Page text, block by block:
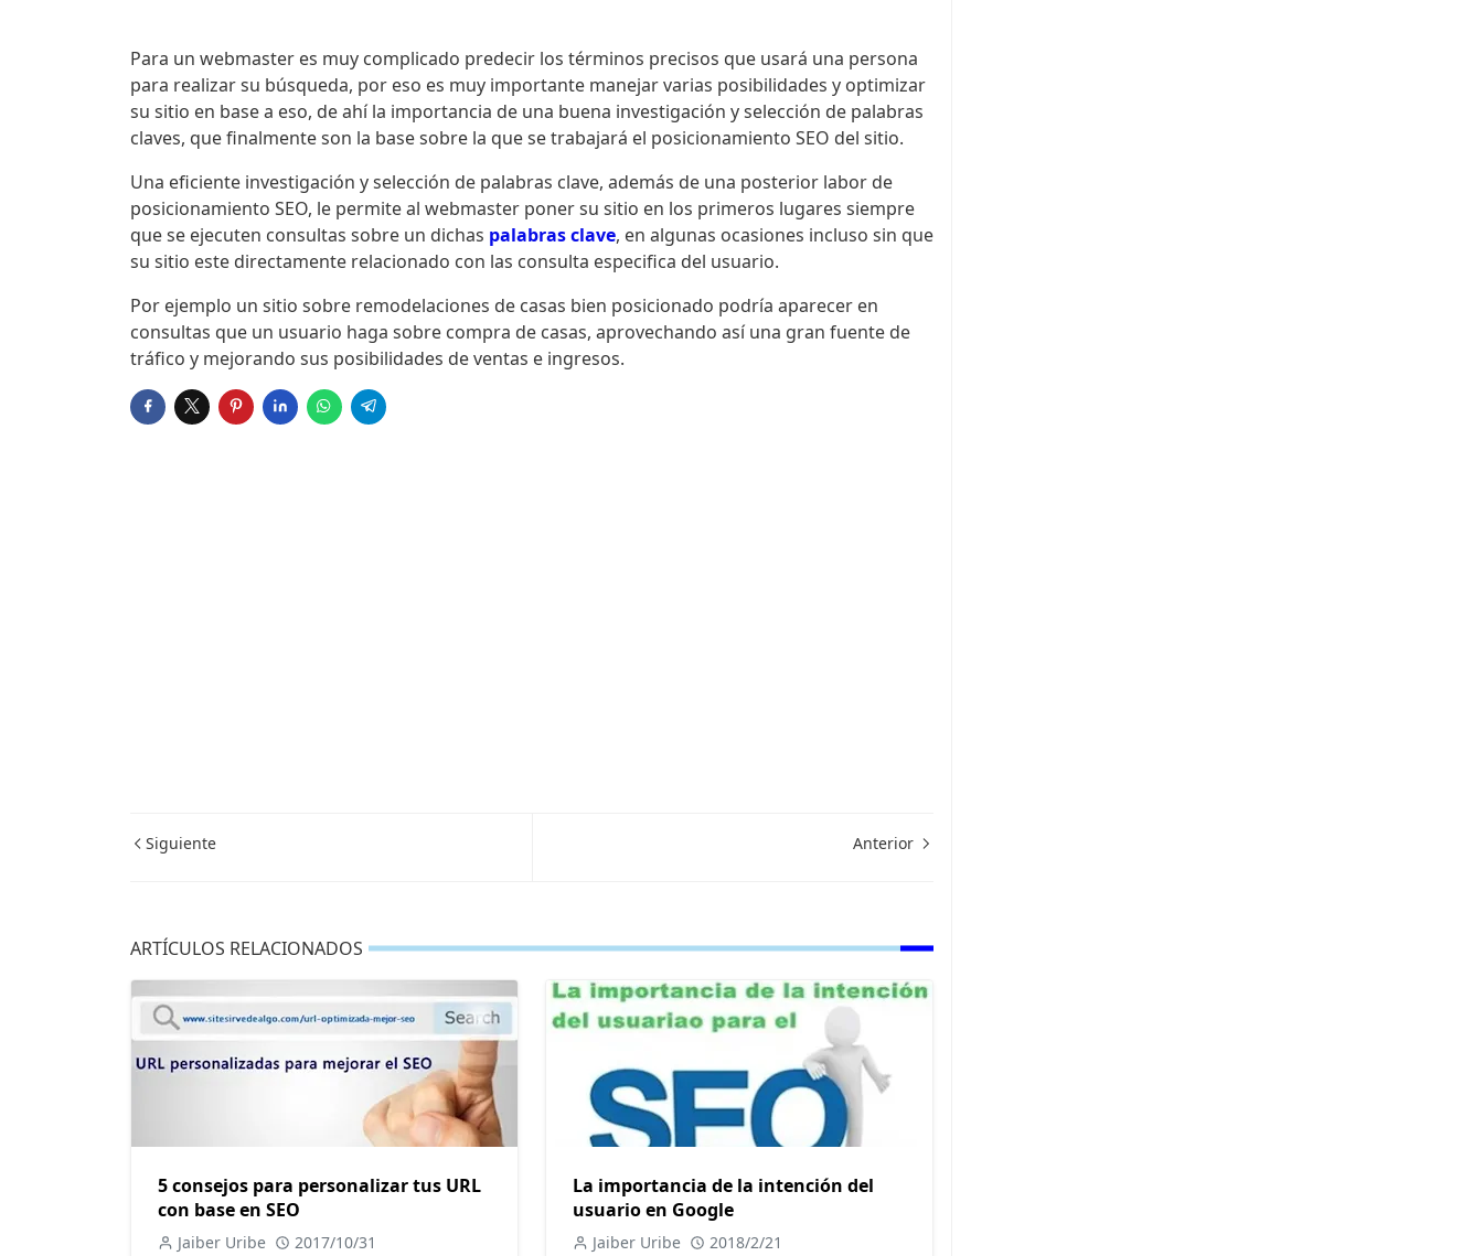
Para un webmaster es muy complicado predecir los términos precisos que usará una persona
para realizar su búsqueda, por eso es muy importante manejar varias posibilidades y optimizar
su sitio en base a eso, de ahí la importancia de una buena investigación y selección de palabras
claves, que finalmente son la base sobre la que se trabajará el posicionamiento SEO del sitio.
Una eficiente investigación y selección de palabras clave, además de una posterior labor de
posicionamiento SEO, le permite al webmaster poner su sitio en los primeros lugares siempre
que se ejecuten consultas sobre un dichas palabras clave, en algunas ocasiones incluso sin que
su sitio este directamente relacionado con las consulta especifica del usuario.
Por ejemplo un sitio sobre remodelaciones de casas bien posicionado podría aparecer en
consultas que un usuario haga sobre compra de casas, aprovechando así una gran fuente de
tráfico y mejorando sus posibilidades de ventas e ingresos.
Siguiente Anterior
ARTÍCULOS RELACIONADOS
5 consejos para personalizar tus URL
con base en SEO
Jaiber Uribe 2017/10/31
La importancia de la intención del
usuario en Google
Jaiber Uribe 2018/2/21